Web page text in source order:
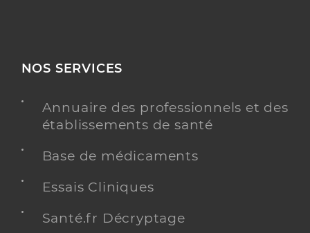
NOS SERVICES
Annuaire des professionnels et des
établissements de santé
Base de médicaments
Essais Cliniques
Santé.fr Décryptage